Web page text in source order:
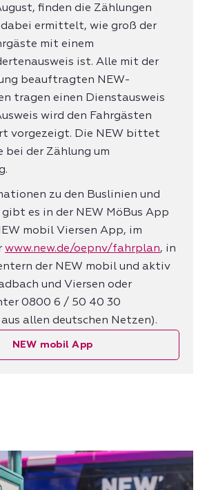
finden die Zählungen
ermittelt, wie groß der
mit einem
ist. Alle mit der
beauftragten NEW-
tragen einen Dienstausweis
wird den Fahrgästen
vorgezeigt. Die NEW bittet
bei der Zählung um
zu den Buslinien und
es in der NEW MöBus App
mobil Viersen App, im
www.new.de/oepnv/fahrplan, in
der NEW mobil und aktiv
und Viersen oder
0800 6 / 50 40 30
allen deutschen Netzen).
NEW mobil App